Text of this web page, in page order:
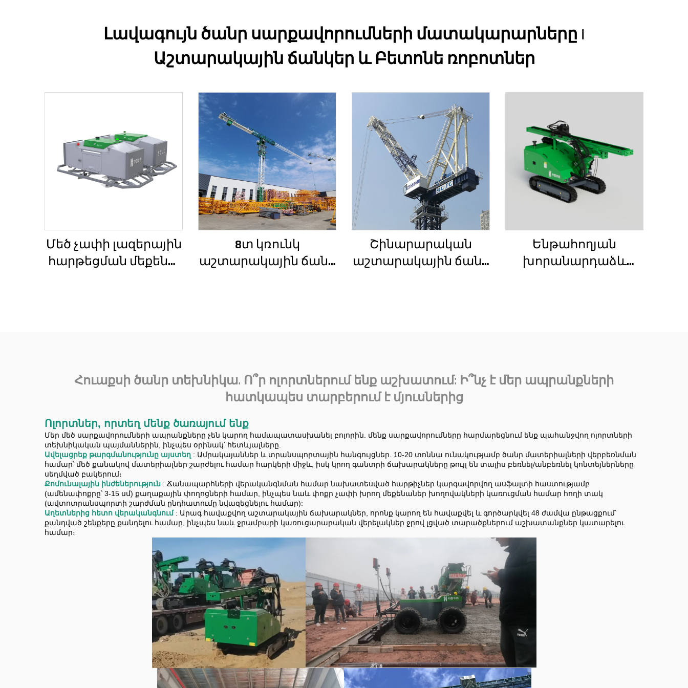
Լավագույն ծանր սարքավորումների մատակարարները |
Աշտարակային ճանկեր և Բետոնե ռոբոտներ
Մեծ չափի լազերային
հարթեցման մեքենա
բաղադրիչներ
8տ կռունկ
աշտարակային ճանկ
Շինարարական
աշտարակային ճանկ
աստիճանավոր
ստորին մաս
Ենթահողյան
խորանարդաձև
Հուաքսի ծանր տեխնիկա. Ո՞ր ոլորտներում ենք աշխատում: Ի՞նչ է մեր ապրանքների
հատկապես տարբերում է մյուսներից
Ոլորտներ, որտեղ մենք ծառայում ենք
Մեր մեծ սարքավորումների ապրանքները չեն կարող համապատասխանել բոլորին. մենք սարքավորումները հարմարեցնում ենք պահանջվող ոլորտների
տեխնիկական պայմաններին, ինչպես օրինակ՝ հետևյալները.
Ավելացրեք թարգմանությունը այստեղ : Ամրակայաններ և տրանսպորտային հանգույցներ. 10-20 տոննա ունակությամբ ծանր մատերիալների վերբեռնման
համար՝ մեծ քանակով մատերիալներ շարժելու համար հարկերի միջև, իսկ կրող գանտրի ճախարակները թույլ են տալիս բեռնել/անբեռնել կոնտեյներները
սեղմված բակերում։
Քոմունալային ինժեներություն : Ճանապարհների վերականգնման համար նախատեսված հարթիչներ կարգավորվող ասֆալտի հաստությամբ
(ամենափոքրը՝ 3-15 սմ) քաղաքային փողոցների համար, ինչպես նաև փոքր չափի խրող մեքենաներ խողովակների կառուցման համար հողի տակ
(ավտոտրանսպորտի շարժման ընդհատումը նվազեցնելու համար):
Աղետներից հետո վերականգնում : Արագ հավաքվող աշտարակային ճախարակներ, որոնք կարող են հավաքվել և գործարկվել 48 ժամվա ընթացքում՝
քանդված շենքերը քանդելու համար, ինչպես նաև ջրամբարի կառուցարարական վերելակներ ջրով լցված տարածքներում աշխատանքներ կատարելու
համար։